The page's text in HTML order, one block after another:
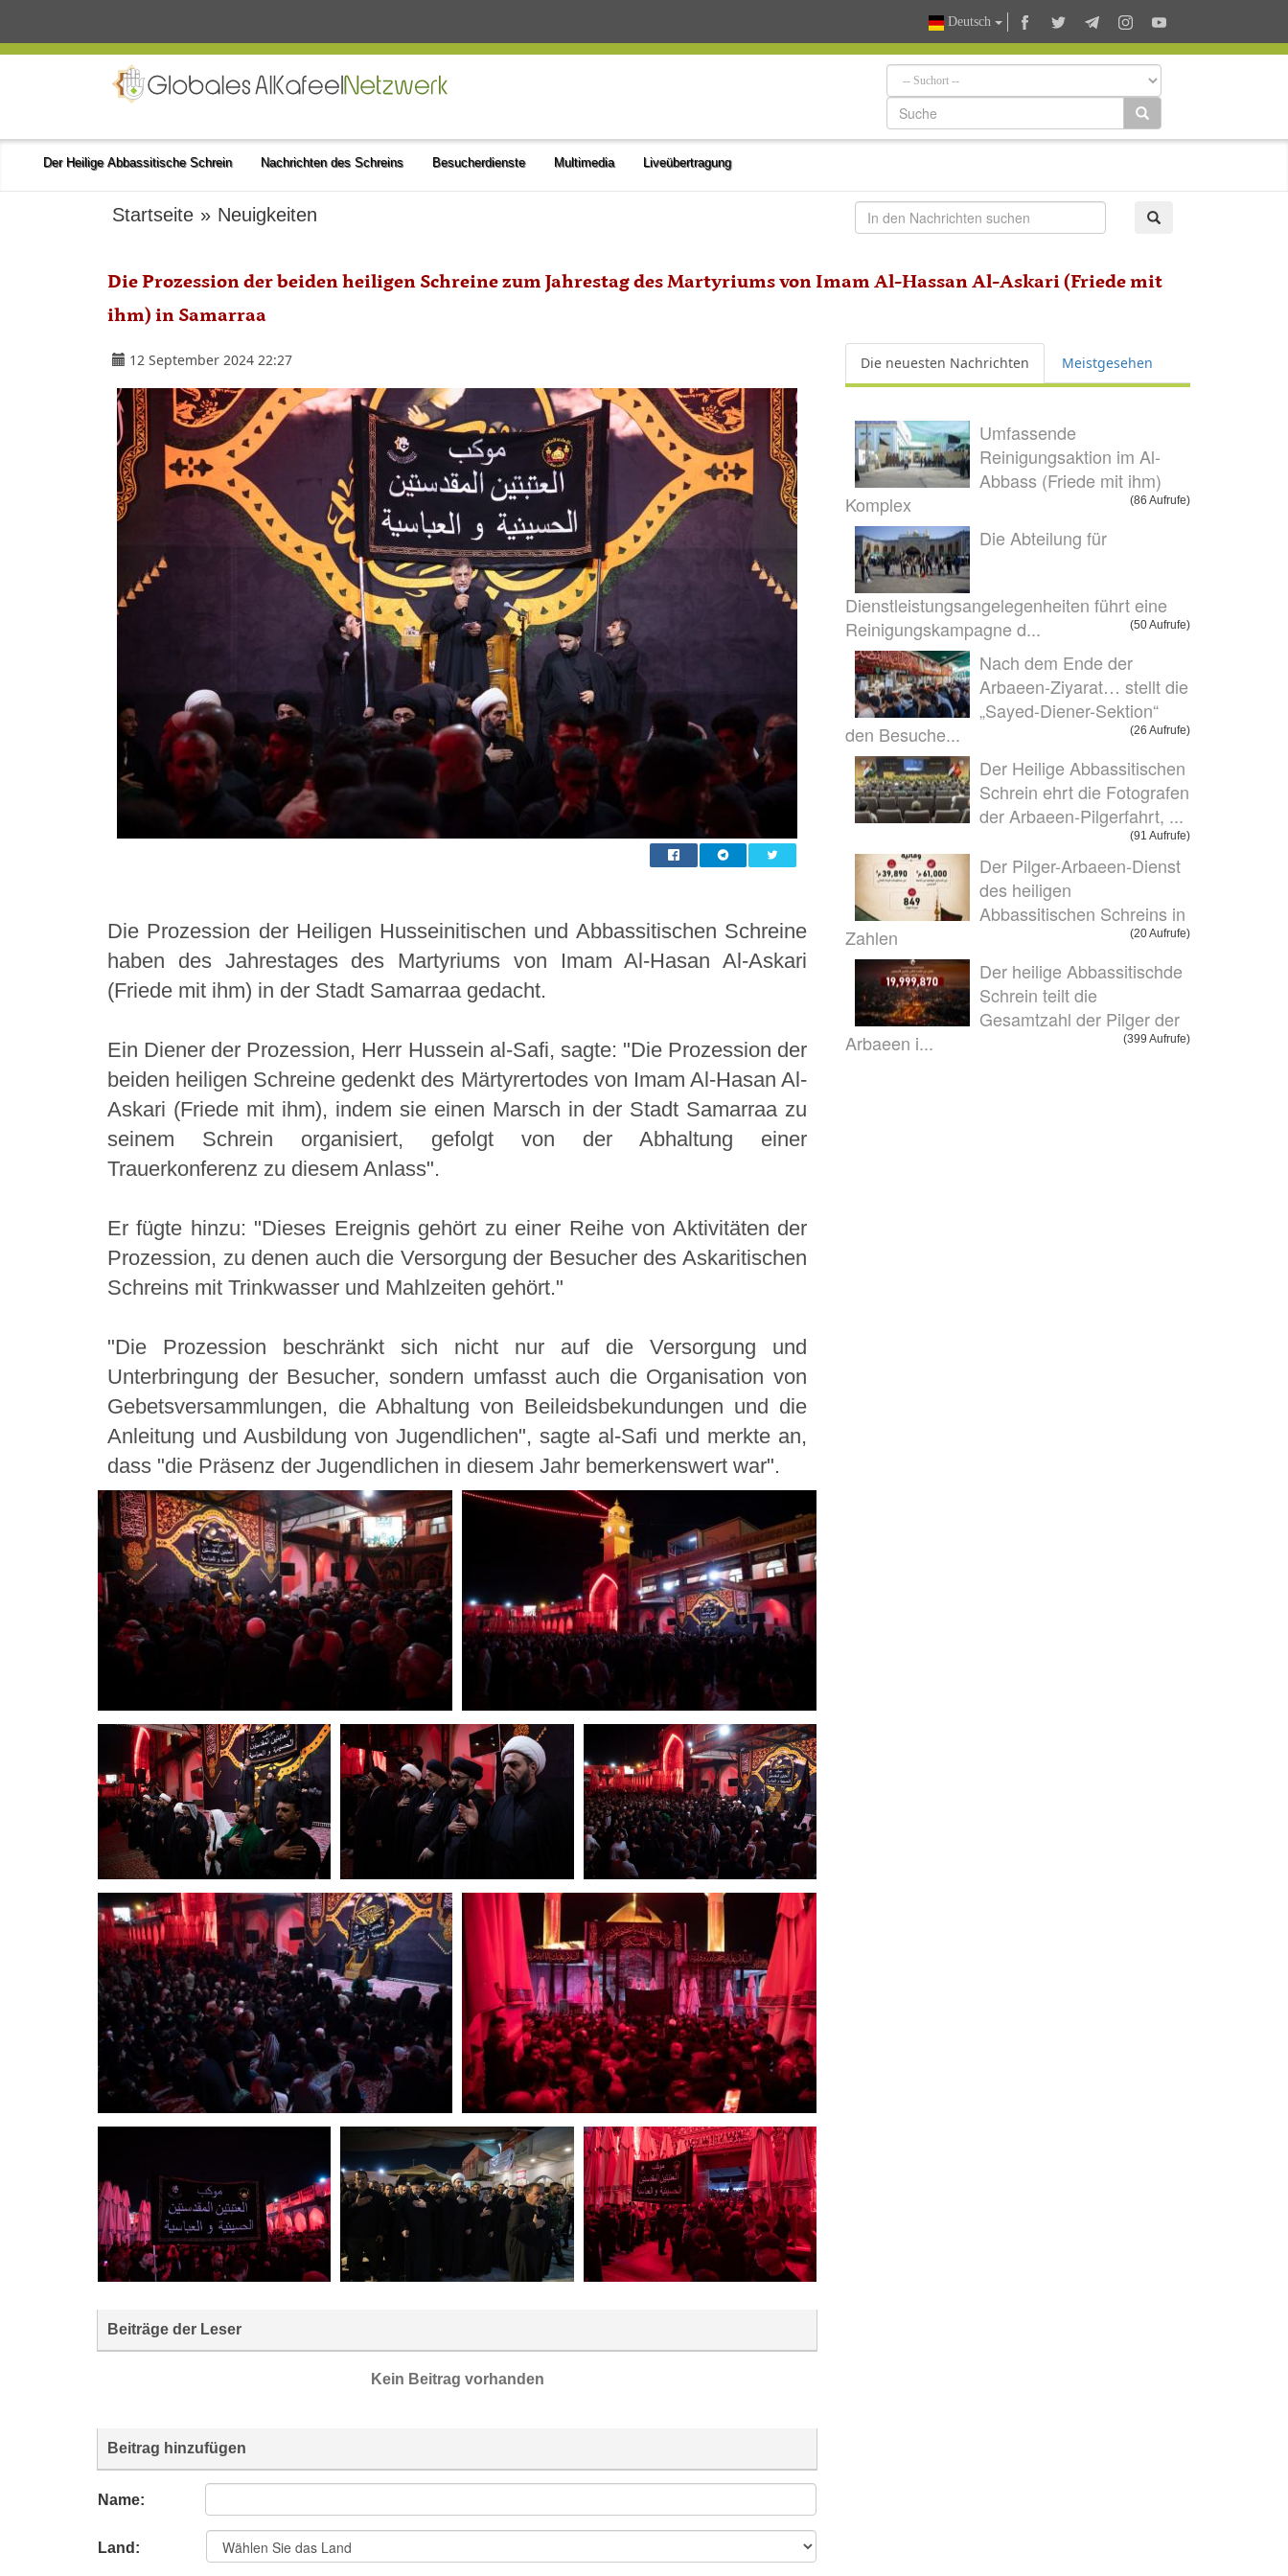
Deutsch
Der Heilige Abbassitische Schrein Nachrichten des Schreins Besucherdienste Multimedia Liveübertragung
Startseite » Neuigkeiten
Die Prozession der beiden heiligen Schreine zum Jahrestag des Martyriums von Imam Al-Hassan Al-Askari (Friede mit
ihm) in Samarraa
12 September 2024 22:27
Die Prozession der Heiligen Husseinitischen und Abbassitischen Schreine
haben des Jahrestages des Martyriums von Imam Al-Hasan Al-Askari
(Friede mit ihm) in der Stadt Samarraa gedacht.
Ein Diener der Prozession, Herr Hussein al-Safi, sagte: "Die Prozession der
beiden heiligen Schreine gedenkt des Märtyrertodes von Imam Al-Hasan Al-
Askari (Friede mit ihm), indem sie einen Marsch in der Stadt Samarraa zu
seinem Schrein organisiert, gefolgt von der Abhaltung einer
Trauerkonferenz zu diesem Anlass".
Er fügte hinzu: "Dieses Ereignis gehört zu einer Reihe von Aktivitäten der
Prozession, zu denen auch die Versorgung der Besucher des Askaritischen
Schreins mit Trinkwasser und Mahlzeiten gehört."
"Die Prozession beschränkt sich nicht nur auf die Versorgung und
Unterbringung der Besucher, sondern umfasst auch die Organisation von
Gebetsversammlungen, die Abhaltung von Beileidsbekundungen und die
Anleitung und Ausbildung von Jugendlichen", sagte al-Safi und merkte an,
dass "die Präsenz der Jugendlichen in diesem Jahr bemerkenswert war".
Beiträge der Leser
Kein Beitrag vorhanden
Beitrag hinzufügen
Name:
Land:
Die neuesten Nachrichten Meistgesehen
Umfassende
Reinigungsaktion im Al-
Abbass (Friede mit ihm)
Komplex
(86 Aufrufe)
Die Abteilung für
Dienstleistungsangelegenheiten führt eine
Reinigungskampagne d...
(50 Aufrufe)
Nach dem Ende der
Arbaeen-Ziyarat… stellt die
„Sayed-Diener-Sektion“
den Besuche...
(26 Aufrufe)
Der Heilige Abbassitischen
Schrein ehrt die Fotografen
der Arbaeen-Pilgerfahrt, ...
(91 Aufrufe)
Der Pilger-Arbaeen-Dienst
des heiligen
Abbassitischen Schreins in
Zahlen
(20 Aufrufe)
Der heilige Abbassitischde
Schrein teilt die
Gesamtzahl der Pilger der
Arbaeen i...
(399 Aufrufe)